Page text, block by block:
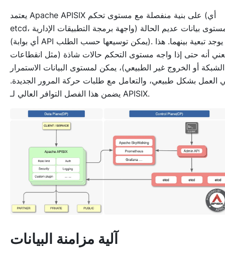
يعتمد Apache APISIX على بنية منفصلة مع مستوى تحكم (أي
etcd، واجهة برمجة التطبيقات الإدارية) ومستوى بيانات عديم الحالة
(أي بوابة API يمكن توسيعها حسب الطلب). لا يوجد تبعية بينهما. هذا
أنه حتى إذا واجه مستوى التحكم حالات شاذة (مثل انقطاعات
الشبكة أو الخروج غير الطبيعي)، يمكن لمستوى البيانات الاستمرار
العمل بشكل طبيعي، والتعامل مع طلبات حركة المرور الجديدة.
يضمن هذا الفصل التوافر العالي لـ APISIX.
آلية مزامنة البيانات